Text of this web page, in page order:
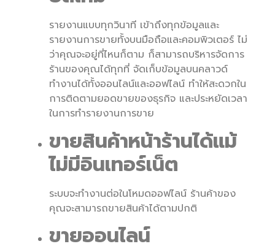
รายงานแบบทุกวินาที เข้าถึงทุกข้อมูลและ
รายงานการขายทั้งบนมือถือและคอมพิวเตอร์ ไม่
ว่าคุณจะอยู่ที่ไหนก็ตาม ก็สามารถบริหารจัดการ
ร้านของคุณได้ทุกที่ จัดเก็บข้อมูลบนคลาวด์
ทำงานได้ทั้งออนไลน์และออฟไลน์ ทำให้สะดวกใน
การติดตามยอดขายของธุรกิจ และประหยัดเวลา
ในการทำรายงานการขาย
ขายสินค้าหน้าร้านได้แม้
ไม่มีอินเทอร์เน็ต
ระบบจะทำงานต่อในโหมดออฟไลน์ ร้านค้าของ
คุณจะสามารถขายสินค้าได้ตามปกติ
ขายออนไลน์